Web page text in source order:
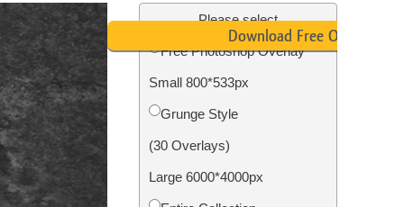
Foto restaurering
Please select
Free Photoshop Overlay
Small 800*533px
Grunge Style
(30 Overlays)
Large 6000*4000px
Download Free Overlay